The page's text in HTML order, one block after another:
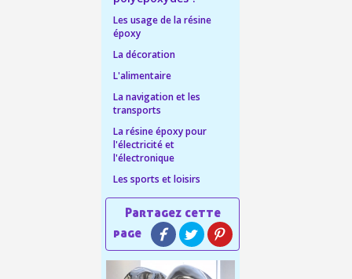
dès 30€ d'achats
à chaque commande
en France Métropolitaine
commande
parrainage
: 5€ de réduction
Les usage de la résine
époxy
La décoration
L'alimentaire
La navigation et les
transports
La résine époxy pour
l'électricité et
l'électronique
Les sports et loisirs